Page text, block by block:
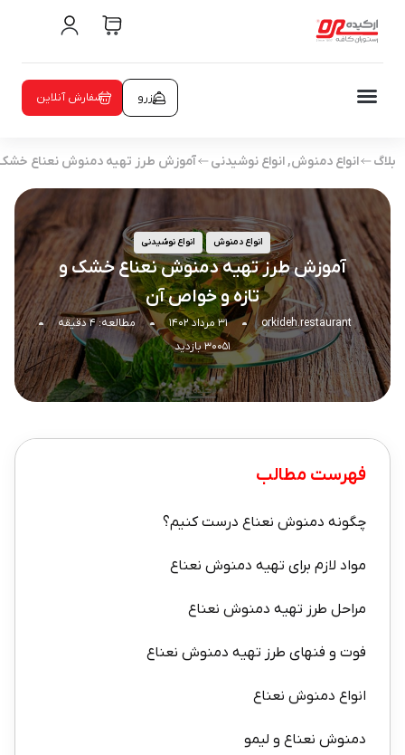
سفارش آنلاین رزرو
بلاگ انواع دمنوش,انواع نوشیدنی آموزش طرز تهیه دمنوش نعناع
انواع دمنوش انواع نوشیدنی
آموزش طرز تهیه دمنوش نعناع خشک و
تازه و خواص آن
orkideh.restaurant ۳۱ مرداد ۱۴۰۲
مطالعه: ۴ دقیقه
۳۰۰۵۱ بازدید
فهرست مطالب
چگونه دمنوش نعناع درست کنیم؟
مواد لازم برای تهیه دمنوش نعناع
مراحل طرز تهیه دمنوش نعناع
فوت و فنهای طرز تهیه دمنوش نعناع
انواع دمنوش نعناع
دمنوش نعناع و لیمو